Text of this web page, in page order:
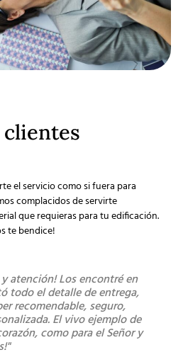
clientes
el servicio como si fuera para
complacidos de servirte
que requieras para tu edificación.
te bendice!
atención! Los encontré en
todo el detalle de entrega,
recomendable, seguro,
El vivo ejemplo de
como para el Señor y